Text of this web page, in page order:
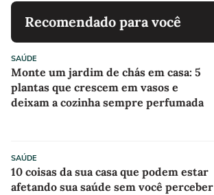
Recomendado para você
SAÚDE
Monte um jardim de chás em casa: 5
plantas que crescem em vasos e
deixam a cozinha sempre perfumada
SAÚDE
10 coisas da sua casa que podem estar
afetando sua saúde sem você perceber